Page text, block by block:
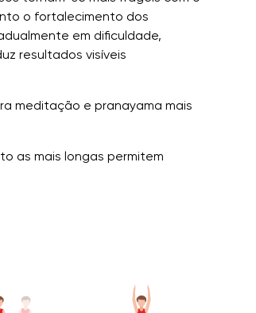
o fortalecimento dos
em dificuldade,
resultados visíveis
meditação e pranayama mais
as mais longas permitem